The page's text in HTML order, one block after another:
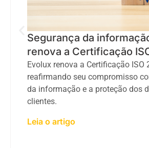
Segurança da
renova a Certificação
Evolux renova a Certificação ISO
reafirmando seu compromisso
da informação e a proteção dos
clientes.
Leia o artigo